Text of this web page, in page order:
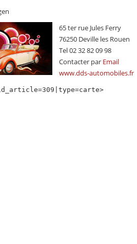
65 ter rue Jules Ferry
76250 Deville les Rouen
Tel 02 32 82 09 98
Contacter par Email
www.dds-automobiles.fr